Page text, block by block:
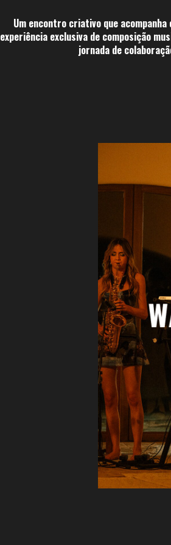
Um encontro criativo que
experiência exclusiva de composição
jornada de